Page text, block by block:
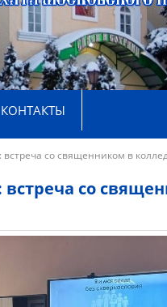
КОНТАКТЫ
со священником в
со